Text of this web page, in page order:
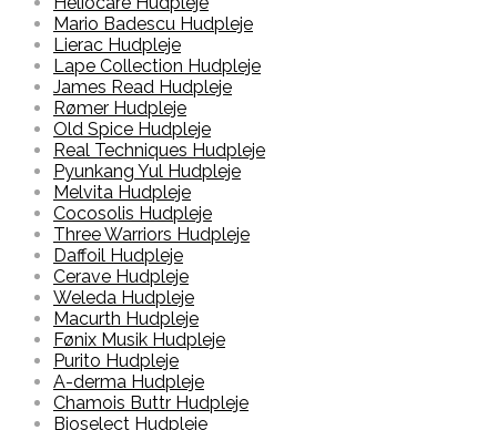
Mario Badescu Hudpleje
Lierac Hudpleje
Lape Collection Hudpleje
James Read Hudpleje
Rømer Hudpleje
Old Spice Hudpleje
Real Techniques Hudpleje
Pyunkang Yul Hudpleje
Melvita Hudpleje
Cocosolis Hudpleje
Three Warriors Hudpleje
Daffoil Hudpleje
Cerave Hudpleje
Weleda Hudpleje
Macurth Hudpleje
Fønix Musik Hudpleje
Purito Hudpleje
A-derma Hudpleje
Chamois Buttr Hudpleje
Bioselect Hudpleje